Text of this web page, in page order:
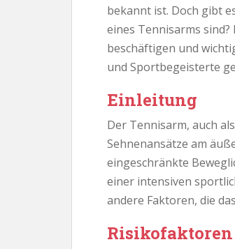
bekannt ist. Doch gibt
eines Tennisarms
beschäftigen und
und Sportbegeisterte
Einleitung
Der Tennisarm, auch
Sehnenansätze am
eingeschränkte
einer intensiven
andere Faktoren, die